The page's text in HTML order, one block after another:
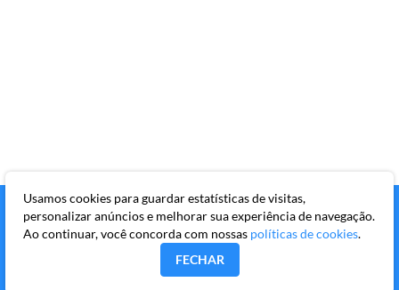
Usamos cookies para guardar estatísticas de visitas,
personalizar anúncios e melhorar sua experiência de navegação.
Ao continuar, você concorda com nossas políticas de cookies.
FECHAR